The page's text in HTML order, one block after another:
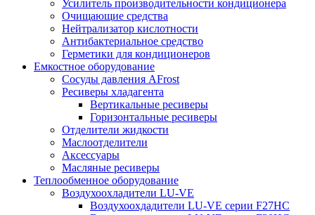
Усилитель производительности кондиционера
Очищающие средства
Нейтрализатор кислотности
Антибактериальное средство
Герметики для кондиционеров
Емкостное оборудование
Сосуды давления AFrost
Ресиверы хладагента
Вертикальные ресиверы
Горизонтальные ресиверы
Отделители жидкости
Маслоотделители
Аксессуары
Масляные ресиверы
Теплообменное оборудование
Воздухоохладители LU-VE
Воздухоохдадители LU-VE серии F27HC